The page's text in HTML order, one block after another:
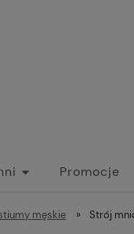
Promocje
męskie » Strój